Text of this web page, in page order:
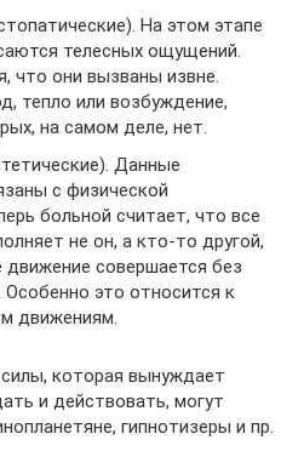
На этом этапе
телесных ощущений.
что они вызваны извне.
тепло или возбуждение,
на самом деле, нет.
Данные
с физической
больной считает, что все
не он, а кто-то другой,
совершается без
Особенно это относится к
движениям.
которая вынуждает
и действовать, могут
гипнотизеры и пр.